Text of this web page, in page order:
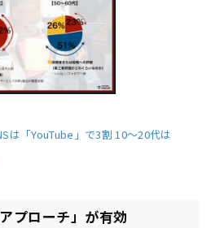
は「YouTube」で3割 10～20代は
プローチ」が有効